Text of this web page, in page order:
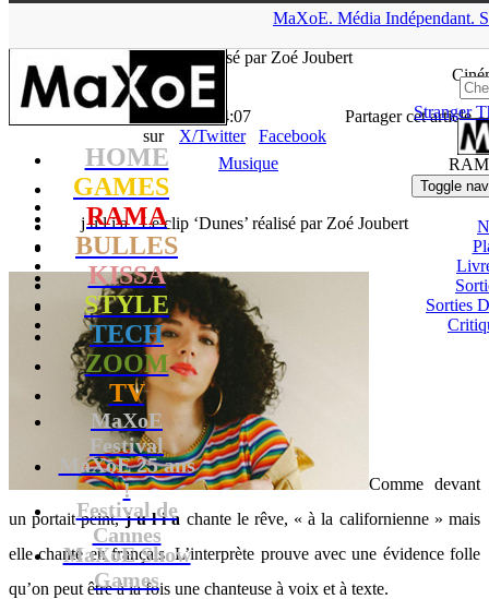
MaXoE. Média Indépendant.
HOME
GAMES
RAMA
BULLES
KISSA
STYLE
TECH
ZOOM
TV
MaXoE
Festival
MaXoE 25 ans
!
Festival de
Cannes
MaXoE Show
Games
Ciné
Stranger
Toggle
Sorties
‘Dunes’ réalisé par Zoé Joubert
- 05.07.18, 14:07
Partager cet article
sur
X/Twitter
Facebook
Musique
j u l i a : Le clip ‘Dunes’ réalisé par Zoé Joubert
Comme devant
un portait peint,j u l i a chante le rêve, « à la californienne » mais
elle chante en français. L’interprète prouve avec une évidence folle
qu’on peut être à la fois une chanteuse à voix et à texte.